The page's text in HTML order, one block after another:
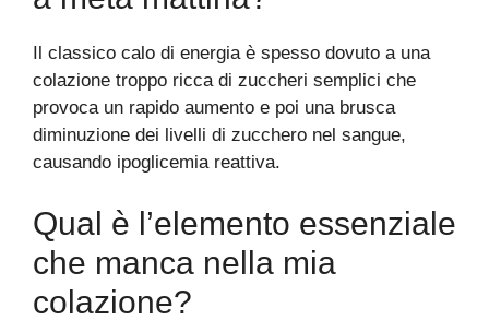
Il classico calo di energia è spesso dovuto a una
colazione troppo ricca di zuccheri semplici che
provoca un rapido aumento e poi una brusca
diminuzione dei livelli di zucchero nel sangue,
causando ipoglicemia reattiva.
Qual è l’elemento essenziale
che manca nella mia
colazione?